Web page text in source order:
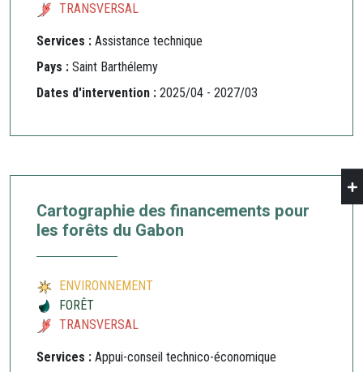
TRANSVERSAL
Services : Assistance technique
Pays : Saint Barthélemy
Dates d'intervention : 2025/04 - 2027/03
Cartographie des financements pour
les forêts du Gabon
ENVIRONNEMENT
FORÊT
TRANSVERSAL
Services : Appui-conseil technico-économique